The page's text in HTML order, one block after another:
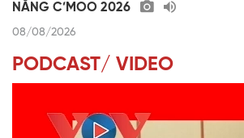
NẴNG C’MOO 2026
08/08/2026
PODCAST/ VIDEO